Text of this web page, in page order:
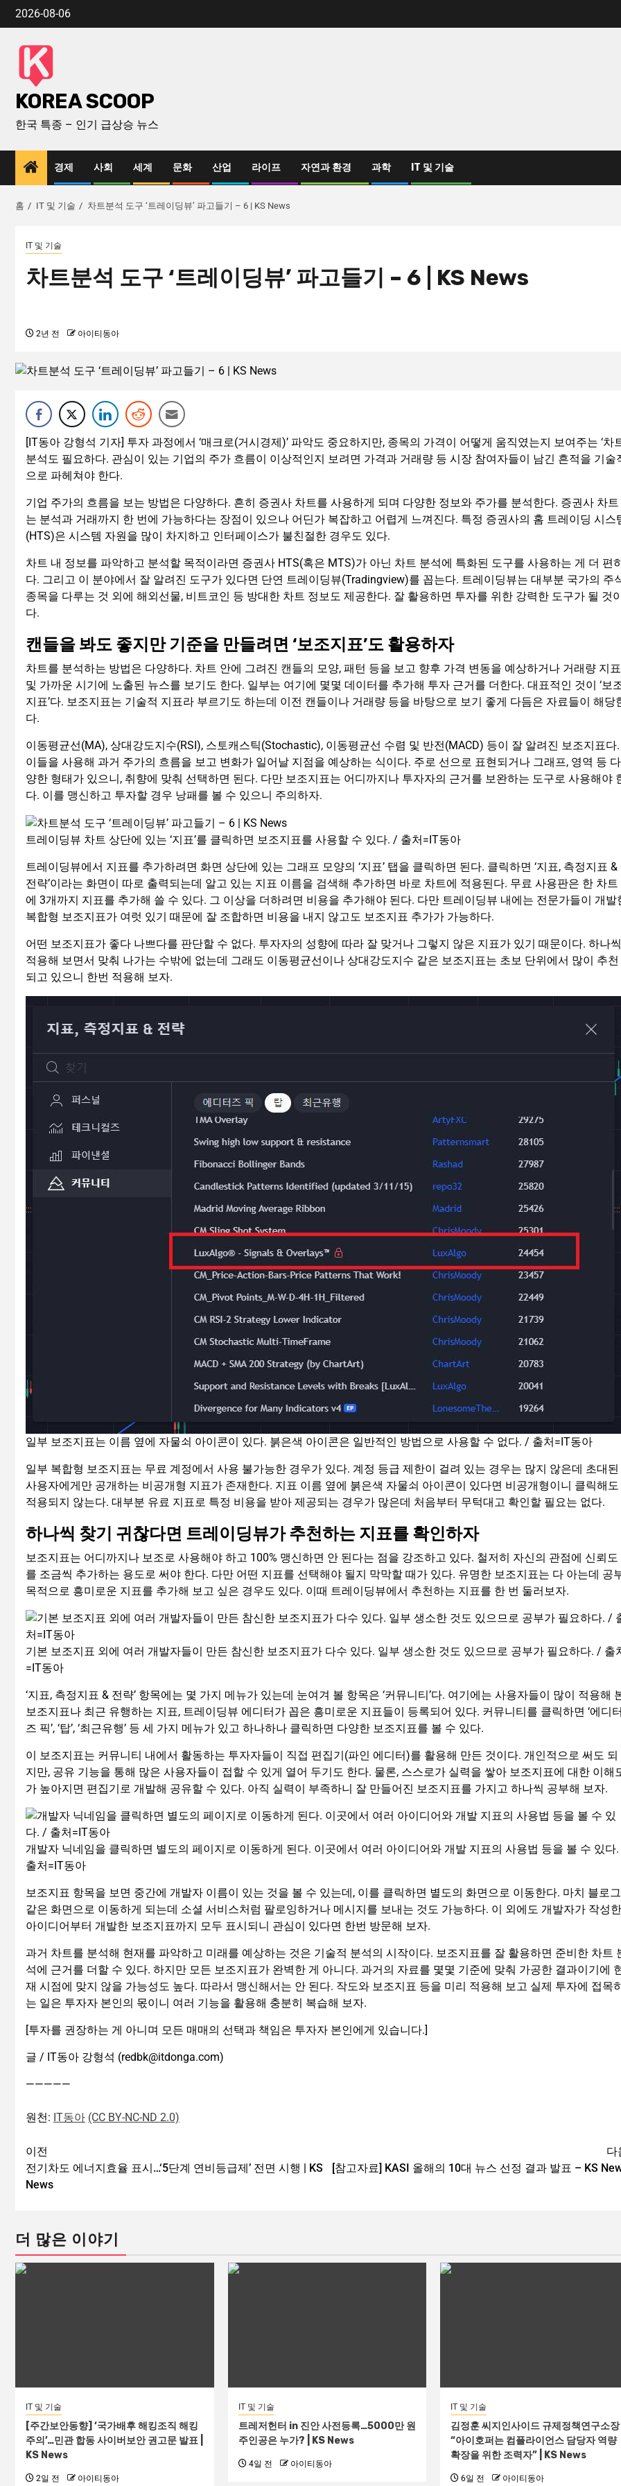
2026-08-06
KOREA SCOOP
한국 특종 – 인기 급상승 뉴스
경제 사회 세계 문화 산업 라이프 자연과 환경 과학 IT 및 기술
홈 IT 및 기술 차트분석 도구 ‘트레이딩뷰’ 파고들기 – 6 | KS News
IT 및 기술
차트분석 도구 ‘트레이딩뷰’ 파고들기 – 6 | KS News
2년 전 아이티동아
[IT동아 강형석 기자] 투자 과정에서 ‘매크로(거시경제)’ 파악도 중요하지만, 종목의 가격이 어떻게 움직였는지 보여주는 ‘차
분석도 필요하다. 관심이 있는 기업의 주가 흐름이 이상적인지 보려면 가격과 거래량 등 시장 참여자들이 남긴 흔적을 기술
으로 파헤쳐야 한다.
기업 주가의 흐름을 보는 방법은 다양하다. 흔히 증권사 차트를 사용하게 되며 다양한 정보와 주가를 분석한다. 증권사 차트
는 분석과 거래까지 한 번에 가능하다는 장점이 있으나 어딘가 복잡하고 어렵게 느껴진다. 특정 증권사의 홈 트레이딩 시스
(HTS)은 시스템 자원을 많이 차지하고 인터페이스가 불친절한 경우도 있다.
차트 내 정보를 파악하고 분석할 목적이라면 증권사 HTS(혹은 MTS)가 아닌 차트 분석에 특화된 도구를 사용하는 게 더 편
다. 그리고 이 분야에서 잘 알려진 도구가 있다면 단연 트레이딩뷰(Tradingview)를 꼽는다. 트레이딩뷰는 대부분 국가의 주
종목을 다루는 것 외에 해외선물, 비트코인 등 방대한 차트 정보도 제공한다. 잘 활용하면 투자를 위한 강력한 도구가 될 것
다.
캔들을 봐도 좋지만 기준을 만들려면 ‘보조지표’도 활용하자
차트를 분석하는 방법은 다양하다. 차트 안에 그려진 캔들의 모양, 패턴 등을 보고 향후 가격 변동을 예상하거나 거래량 지표
및 가까운 시기에 노출된 뉴스를 보기도 한다. 일부는 여기에 몇몇 데이터를 추가해 투자 근거를 더한다. 대표적인 것이 ‘보
지표’다. 보조지표는 기술적 지표라 부르기도 하는데 이전 캔들이나 거래량 등을 바탕으로 보기 좋게 다듬은 자료들이 해당
다.
이동평균선(MA), 상대강도지수(RSI), 스토캐스틱(Stochastic), 이동평균선 수렴 및 반전(MACD) 등이 잘 알려진 보조지표다.
이들을 사용해 과거 주가의 흐름을 보고 변화가 일어날 지점을 예상하는 식이다. 주로 선으로 표현되거나 그래프, 영역 등 다
양한 형태가 있으니, 취향에 맞춰 선택하면 된다. 다만 보조지표는 어디까지나 투자자의 근거를 보완하는 도구로 사용해야
다. 이를 맹신하고 투자할 경우 낭패를 볼 수 있으니 주의하자.
트레이딩뷰 차트 상단에 있는 ‘지표’를 클릭하면 보조지표를 사용할 수 있다. / 출처=IT동아
트레이딩뷰에서 지표를 추가하려면 화면 상단에 있는 그래프 모양의 ‘지표’ 탭을 클릭하면 된다. 클릭하면 ‘지표, 측정지표 &
전략’이라는 화면이 따로 출력되는데 알고 있는 지표 이름을 검색해 추가하면 바로 차트에 적용된다. 무료 사용판은 한 차트
에 3개까지 지표를 추가해 쓸 수 있다. 그 이상을 더하려면 비용을 추가해야 된다. 다만 트레이딩뷰 내에는 전문가들이 개발
복합형 보조지표가 여럿 있기 때문에 잘 조합하면 비용을 내지 않고도 보조지표 추가가 가능하다.
어떤 보조지표가 좋다 나쁘다를 판단할 수 없다. 투자자의 성향에 따라 잘 맞거나 그렇지 않은 지표가 있기 때문이다. 하나씩
적용해 보면서 맞춰 나가는 수밖에 없는데 그래도 이동평균선이나 상대강도지수 같은 보조지표는 초보 단위에서 많이 추천
되고 있으니 한번 적용해 보자.
일부 보조지표는 이름 옆에 자물쇠 아이콘이 있다. 붉은색 아이콘은 일반적인 방법으로 사용할 수 없다. / 출처=IT동아
일부 복합형 보조지표는 무료 계정에서 사용 불가능한 경우가 있다. 계정 등급 제한이 걸려 있는 경우는 많지 않은데 초대된
사용자에게만 공개하는 비공개형 지표가 존재한다. 지표 이름 옆에 붉은색 자물쇠 아이콘이 있다면 비공개형이니 클릭해도
적용되지 않는다. 대부분 유료 지표로 특정 비용을 받아 제공되는 경우가 많은데 처음부터 무턱대고 확인할 필요는 없다.
하나씩 찾기 귀찮다면 트레이딩뷰가 추천하는 지표를 확인하자
보조지표는 어디까지나 보조로 사용해야 하고 100% 맹신하면 안 된다는 점을 강조하고 있다. 철저히 자신의 관점에 신뢰도
를 조금씩 추가하는 용도로 써야 한다. 다만 어떤 지표를 선택해야 될지 막막할 때가 있다. 유명한 보조지표는 다 아는데 공
목적으로 흥미로운 지표를 추가해 보고 싶은 경우도 있다. 이때 트레이딩뷰에서 추천하는 지표를 한 번 둘러보자.
기본 보조지표 외에 여러 개발자들이 만든 참신한 보조지표가 다수 있다. 일부 생소한 것도 있으므로 공부가 필요하다. / 출
=IT동아
‘지표, 측정지표 & 전략’ 항목에는 몇 가지 메뉴가 있는데 눈여겨 볼 항목은 ‘커뮤니티’다. 여기에는 사용자들이 많이 적용해
보조지표나 최근 유행하는 지표, 트레이딩뷰 에디터가 꼽은 흥미로운 지표들이 등록되어 있다. 커뮤니티를 클릭하면 ‘에디
즈 픽’, ‘탑’, ‘최근유행’ 등 세 가지 메뉴가 있고 하나하나 클릭하면 다양한 보조지표를 볼 수 있다.
이 보조지표는 커뮤니티 내에서 활동하는 투자자들이 직접 편집기(파인 에디터)를 활용해 만든 것이다. 개인적으로 써도 되
지만, 공유 기능을 통해 많은 사용자들이 접할 수 있게 열어 두기도 한다. 물론, 스스로가 실력을 쌓아 보조지표에 대한 이해
가 높아지면 편집기로 개발해 공유할 수 있다. 아직 실력이 부족하니 잘 만들어진 보조지표를 가지고 하나씩 공부해 보자.
개발자 닉네임을 클릭하면 별도의 페이지로 이동하게 된다. 이곳에서 여러 아이디어와 개발 지표의 사용법 등을 볼 수 있다
출처=IT동아
보조지표 항목을 보면 중간에 개발자 이름이 있는 것을 볼 수 있는데, 이를 클릭하면 별도의 화면으로 이동한다. 마치 블로그
같은 화면으로 이동하게 되는데 소셜 서비스처럼 팔로잉하거나 메시지를 보내는 것도 가능하다. 이 외에도 개발자가 작성한
아이디어부터 개발한 보조지표까지 모두 표시되니 관심이 있다면 한번 방문해 보자.
과거 차트를 분석해 현재를 파악하고 미래를 예상하는 것은 기술적 분석의 시작이다. 보조지표를 잘 활용하면 준비한 차트
석에 근거를 더할 수 있다. 하지만 모든 보조지표가 완벽한 게 아니다. 과거의 자료를 몇몇 기준에 맞춰 가공한 결과이기에
재 시점에 맞지 않을 가능성도 높다. 따라서 맹신해서는 안 된다. 작도와 보조지표 등을 미리 적용해 보고 실제 투자에 접목
는 일은 투자자 본인의 몫이니 여러 기능을 활용해 충분히 복습해 보자.
[투자를 권장하는 게 아니며 모든 매매의 선택과 책임은 투자자 본인에게 있습니다.]
글 / IT동아 강형석 (redbk@itdonga.com)
—————
원천: IT동아 (CC BY-NC-ND 2.0)
이전
전기차도 에너지효율 표시…‘5단계 연비등급제’ 전면 시행 | KS
News
다
[참고자료] KASI 올해의 10대 뉴스 선정 결과 발표 – KS
더 많은 이야기
IT 및 기술
[주간보안동향] ‘국가배후 해킹조직 해킹
주의’…민관 합동 사이버보안 권고문 발표 |
KS News
2일 전 아이티동아
IT 및 기술
트레저헌터 in 진안 사전등록…5000만 원
주인공은 누가? | KS News
4일 전 아이티동아
IT 및 기술
김정훈 씨지인사이드 규제정책연구소장
“아이호퍼는 컴플라이언스 담당자 역량
확장을 위한 조력자” | KS News
6일 전 아이티동아